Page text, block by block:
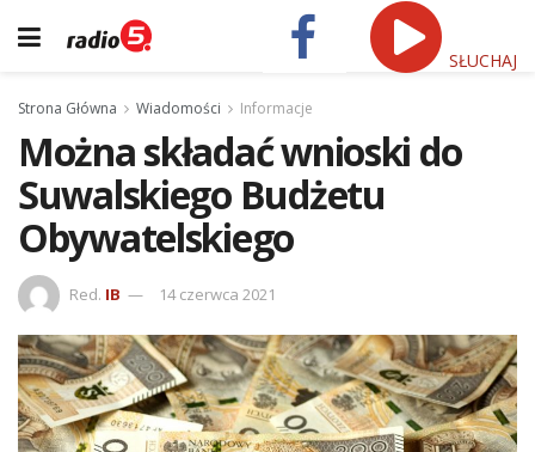
SŁUCHAJ
Strona Główna Wiadomości Informacje
Można składać wnioski do
Suwalskiego Budżetu
Obywatelskiego
Red. IB 14 czerwca 2021